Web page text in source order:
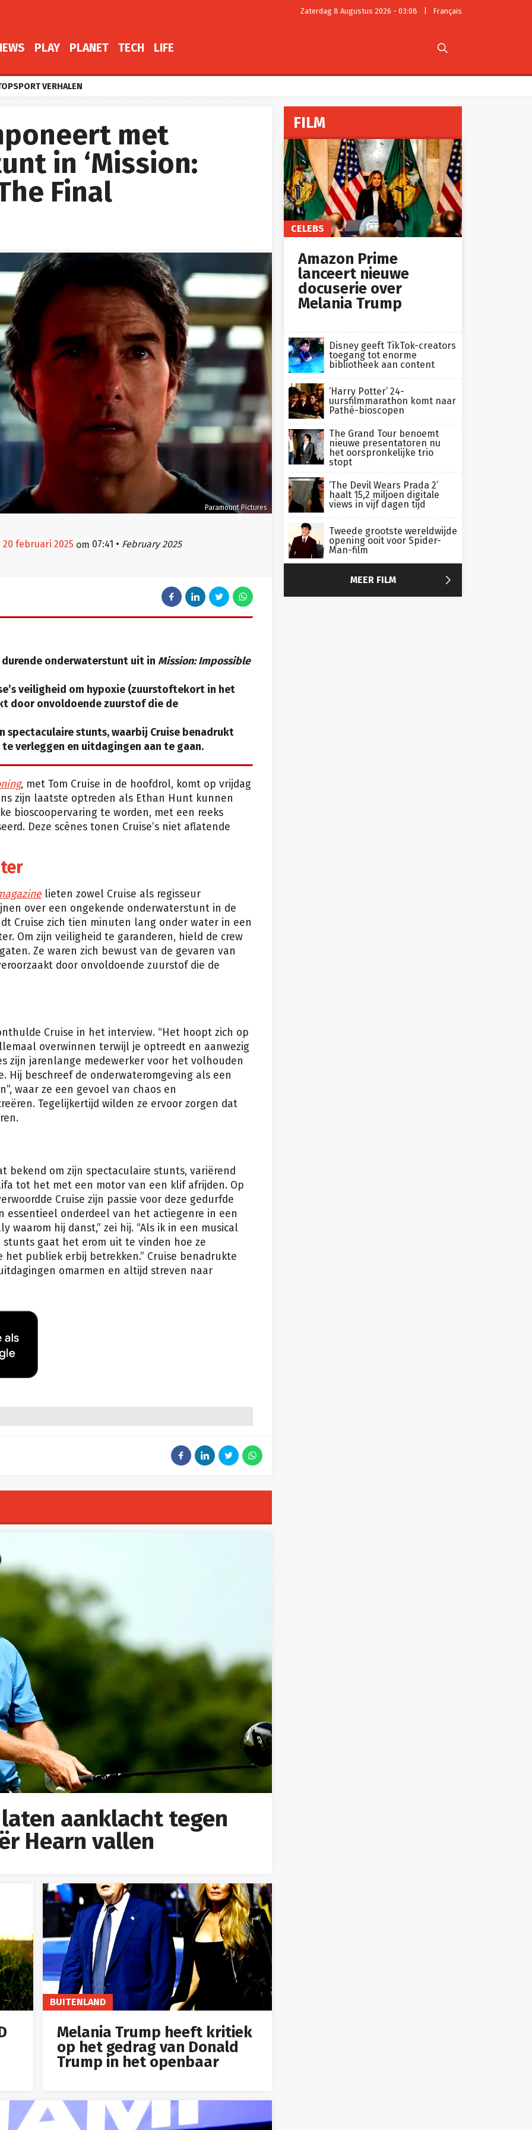
Zaterdag 8 Augustus 2026 - 03:08 Français
PLAY PLANET TECH LIFE 
VERHALEN
met
in ‘Mission:
Final
Paramount Pictures
20 februari 2025 om 07:41 • February 2025
durende onderwaterstunt uit in Mission: Impossible
veiligheid om hypoxie (zuurstoftekort in het
door onvoldoende zuurstof die de
spectaculaire stunts, waarbij Cruise benadrukt
verleggen en uitdagingen aan te gaan.
, met Tom Cruise in de hoofdrol, komt op vrijdag
zijn laatste optreden als Ethan Hunt kunnen
bioscoopervaring te worden, met een reeks
Deze scènes tonen Cruise’s niet aflatende
lieten zowel Cruise als regisseur
over een ongekende onderwaterstunt in de
Cruise zich tien minuten lang onder water in een
Om zijn veiligheid te garanderen, hield de crew
Ze waren zich bewust van de gevaren van
door onvoldoende zuurstof die de
Cruise in het interview. “Het hoopt zich op
overwinnen terwijl je optreedt en aanwezig
zijn jarenlange medewerker voor het volhouden
Hij beschreef de onderwateromgeving als een
waar ze een gevoel van chaos en
Tegelijkertijd wilden ze ervoor zorgen dat
bekend om zijn spectaculaire stunts, variërend
tot het met een motor van een klif afrijden. Op
Cruise zijn passie voor deze gedurfde
essentieel onderdeel van het actiegenre in een
waarom hij danst,” zei hij. “Als ik in een musical
gaat het erom uit te vinden hoe ze
publiek erbij betrekken.” Cruise benadrukte
omarmen en altijd streven naar
aanklacht tegen
Hearn vallen
BUITENLAND
Melania Trump heeft kritiek
op het gedrag van Donald
Trump in het openbaar
FILM
CELEBS
Amazon Prime
lanceert nieuwe
docuserie over
Melania Trump
Disney geeft TikTok-creators
toegang tot enorme
bibliotheek aan content
‘Harry Potter’ 24-
uursfilmmarathon komt naar
Pathé-bioscopen
The Grand Tour benoemt
nieuwe presentatoren nu
het oorspronkelijke trio
stopt
‘The Devil Wears Prada 2’
haalt 15,2 miljoen digitale
views in vijf dagen tijd
Tweede grootste wereldwijde
opening ooit voor Spider-
Man-film
MEER FILM 